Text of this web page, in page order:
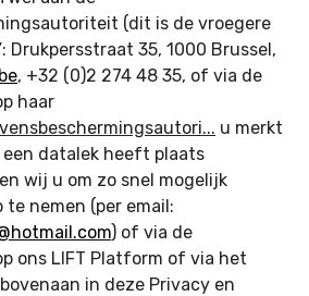
(dit is de vroegere
Drukpersstraat 35, 1000 Brussel,
, +32 (0)2 274 48 35, of via de
haar
u merkt
datalek heeft plaats
wij u om zo snel mogelijk
nemen (per email:
) of via de
ons LIFT Platform of via het
in deze Privacy en